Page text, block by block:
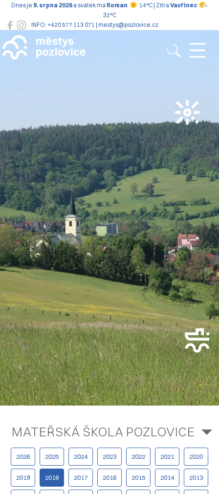
INFO: +420 577 113 071 | mestys@pozlovice.cz
Dnes je 9. srpna 2026 a svátek má Roman 14°C | Zítra Vavřinec
32°C
Pozlovice
MATEŘSKÁ ŠKOLA POZLOVICE
2026 2025 2024 2023 2022 2021 2020
2019 2018 2017 2016 2015 2014 2013